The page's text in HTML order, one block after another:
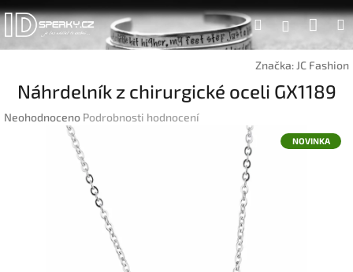
Přejít
na
obsah
Hledat
Značka: JC Fashion
Náhrdelník z chirurgické oceli GX1189
Průměrné
Neohodnoceno Podrobnosti hodnocení
NOVINKA